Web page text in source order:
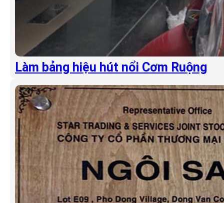
Làm bảng hiệu hút nổi Cơm Ruộng